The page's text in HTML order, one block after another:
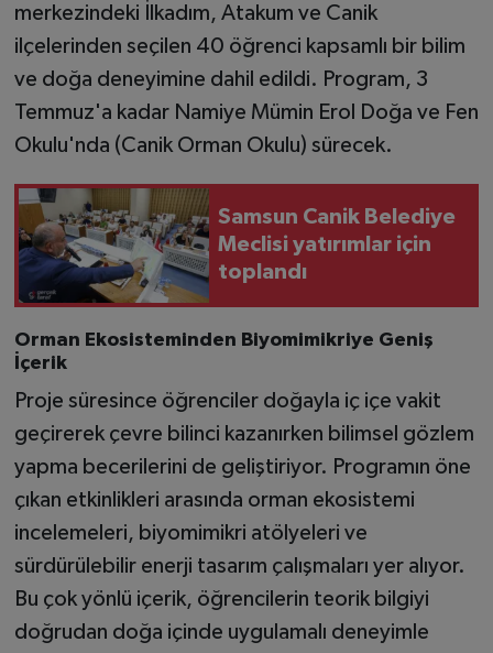
merkezindeki İlkadım, Atakum ve Canik
ilçelerinden seçilen 40 öğrenci kapsamlı bir bilim
ve doğa deneyimine dahil edildi. Program, 3
Temmuz'a kadar Namiye Mümin Erol Doğa ve Fen
Okulu'nda (Canik Orman Okulu) sürecek.
Samsun Canik Belediye
Meclisi yatırımlar için
toplandı
Orman Ekosisteminden Biyomimikriye Geniş
İçerik
Proje süresince öğrenciler doğayla iç içe vakit
geçirerek çevre bilinci kazanırken bilimsel gözlem
yapma becerilerini de geliştiriyor. Programın öne
çıkan etkinlikleri arasında orman ekosistemi
incelemeleri, biyomimikri atölyeleri ve
sürdürülebilir enerji tasarım çalışmaları yer alıyor.
Bu çok yönlü içerik, öğrencilerin teorik bilgiyi
doğrudan doğa içinde uygulamalı deneyimle